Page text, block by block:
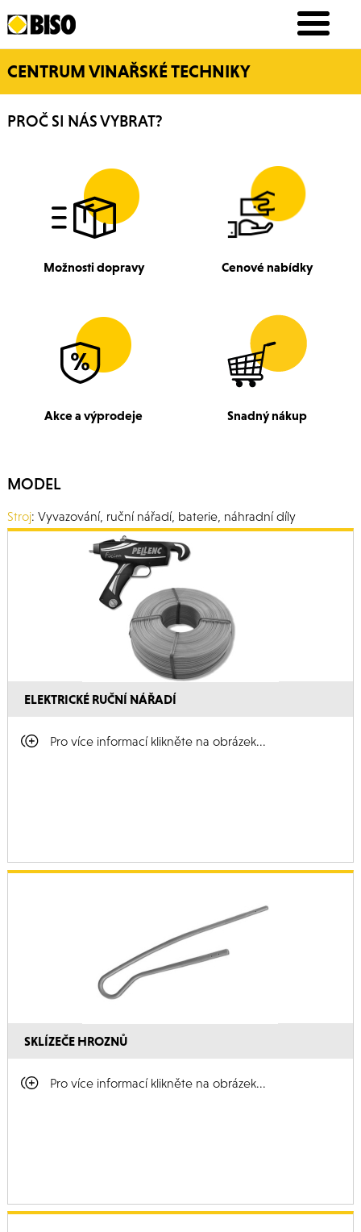
CENTRUM VINAŘSKÉ TECHNIKY
PROČ SI NÁS VYBRAT?
Možnosti dopravy Cenové nabídky
Akce a výprodeje Snadný nákup
MODEL
Stroj: Vyvazování, ruční nářadí, baterie, náhradní díly
ELEKTRICKÉ RUČNÍ NÁŘADÍ
Pro více informací klikněte na obrázek...
SKLÍZEČE HROZNŮ
Pro více informací klikněte na obrázek...